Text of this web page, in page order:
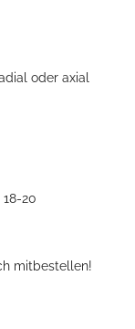
oder axial
20
mitbestellen!